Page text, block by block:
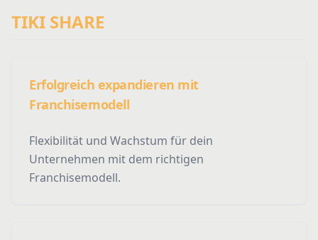
TIKI SHARE
Erfolgreich expandieren mit
Franchisemodell
Flexibilität und Wachstum für dein
Unternehmen mit dem richtigen
Franchisemodell.